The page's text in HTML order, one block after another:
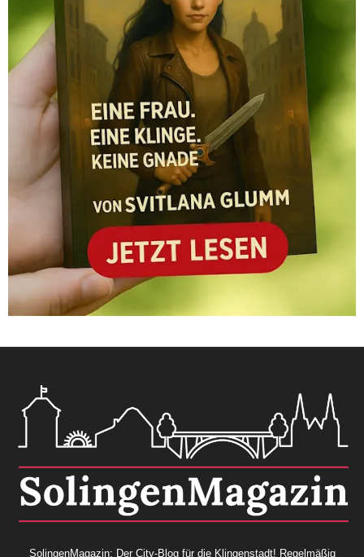
SolingenMagazin: Der City-Blog für die Klingenstadt! Regelmäßig